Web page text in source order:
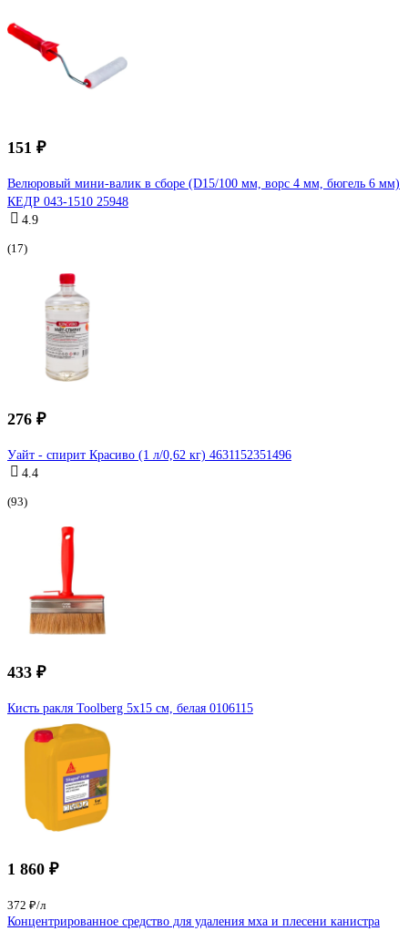
151 ₽
Велюровый мини-валик в сборе (D15/100 мм, ворс 4 мм, бюгель 6 мм)
КЕДР 043-1510 25948
4.9
(17)
276 ₽
Уайт - спирит Красиво (1 л/0,62 кг) 4631152351496
4.4
(93)
433 ₽
Кисть ракля Toolberg 5х15 см, белая 0106115
1 860 ₽
372 ₽/л
Концентрированное средство для удаления мха и плесени канистра